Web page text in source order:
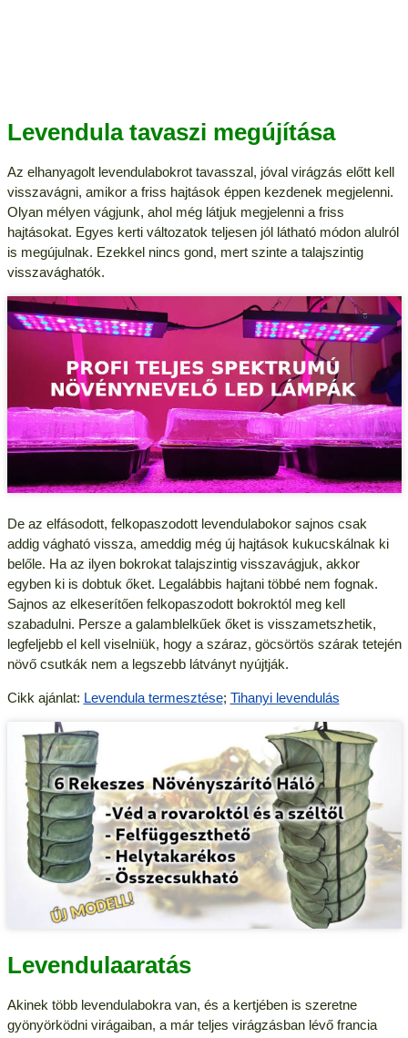
Levendula tavaszi megújítása
Az elhanyagolt levendulabokrot tavasszal, jóval virágzás előtt kell
visszavágni, amikor a friss hajtások éppen kezdenek megjelenni.
Olyan mélyen vágjunk, ahol még látjuk megjelenni a friss
hajtásokat. Egyes kerti változatok teljesen jól látható módon alulról
is megújulnak. Ezekkel nincs gond, mert szinte a talajszintig
visszavághatók.
De az elfásodott, felkopaszodott levendulabokor sajnos csak
addig vágható vissza, ameddig még új hajtások kukucskálnak ki
belőle. Ha az ilyen bokrokat talajszintig visszavágjuk, akkor
egyben ki is dobtuk őket. Legalábbis hajtani többé nem fognak.
Sajnos az elkeserítően felkopaszodott bokroktól meg kell
szabadulni. Persze a galamblelkűek őket is visszametszhetik,
legfeljebb el kell viselniük, hogy a száraz, göcsörtös szárak tetején
növő csutkák nem a legszebb látványt nyújtják.
Cikk ajánlat: Levendula termesztése; Tihanyi levendulás
Levendulaaratás
Akinek több levendulabokra van, és a kertjében is szeretne
gyönyörködni virágaiban, a már teljes virágzásban lévő francia